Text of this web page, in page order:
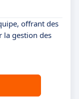
offrant des
la gestion des